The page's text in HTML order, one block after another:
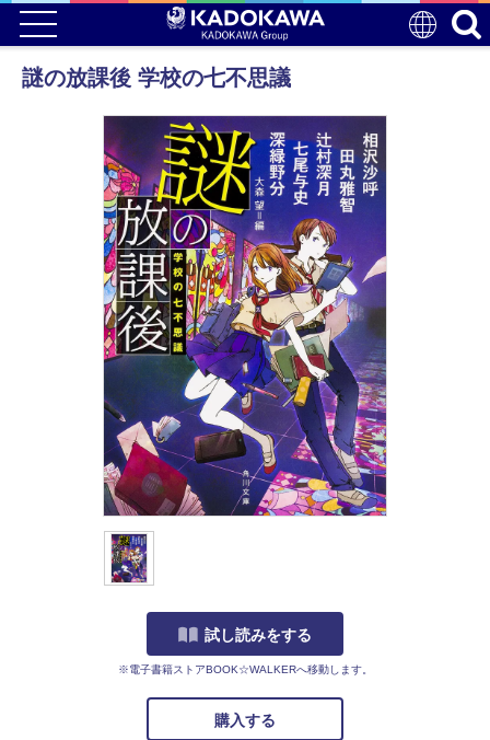
謎の放課後 学校の七不思議
試し読みをする
※電子書籍ストアBOOK☆WALKERへ移動します。
購入する